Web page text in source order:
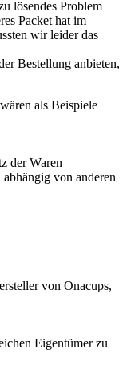
lösendes Problem
Packet hat im
wir leider das
Bestellung anbieten,
als Beispiele
der Waren
von anderen
von Onacups,
Eigentümer zu